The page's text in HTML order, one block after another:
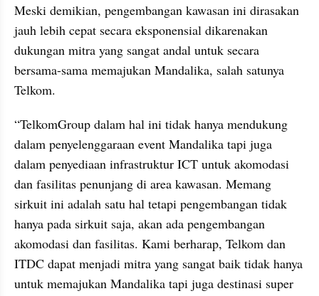
Meski demikian, pengembangan kawasan ini dirasakan
jauh lebih cepat secara eksponensial dikarenakan
dukungan mitra yang sangat andal untuk secara
bersama-sama memajukan Mandalika, salah satunya
Telkom.
“TelkomGroup dalam hal ini tidak hanya mendukung
dalam penyelenggaraan event Mandalika tapi juga
dalam penyediaan infrastruktur ICT untuk akomodasi
dan fasilitas penunjang di area kawasan. Memang
sirkuit ini adalah satu hal tetapi pengembangan tidak
hanya pada sirkuit saja, akan ada pengembangan
akomodasi dan fasilitas. Kami berharap, Telkom dan
ITDC dapat menjadi mitra yang sangat baik tidak hanya
untuk memajukan Mandalika tapi juga destinasi super